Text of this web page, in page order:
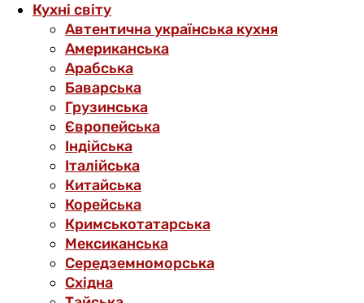
Кухні світу
Автентична українська кухня
Американська
Арабська
Баварська
Грузинська
Європейська
Індійська
Італійська
Китайська
Корейська
Кримськотатарська
Мексиканська
Середземноморська
Східна